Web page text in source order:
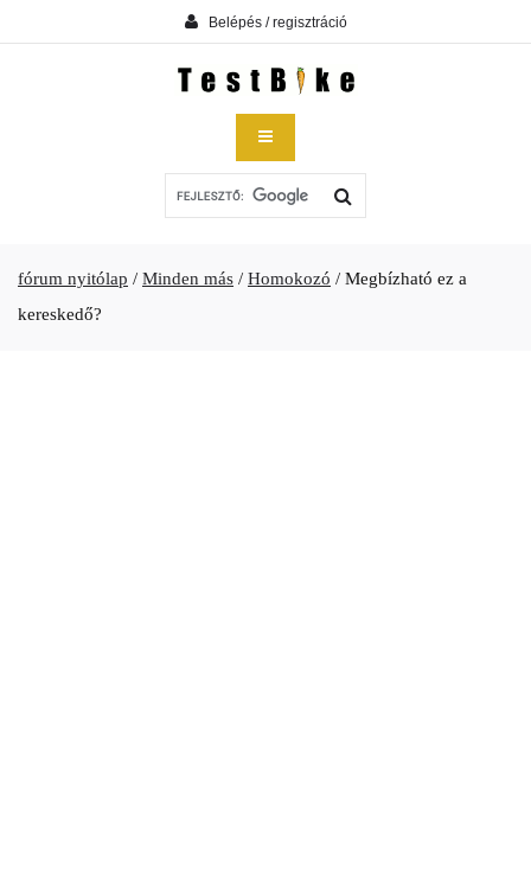
Belépés / regisztráció
fórum nyitólap / Minden más / Homokozó / Megbízható ez a
kereskedő?